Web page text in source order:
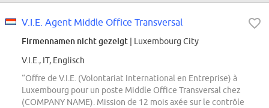
V.I.E. Agent Middle Office Transversal
Firmennamen nicht gezeigt | Luxembourg City
V.I.E., IT, Englisch
“Offre de V.I.E. (Volontariat International en Entreprise) à
Luxembourg pour un poste Middle Office Transversal chez
(COMPANY NAME). Mission de 12 mois axée sur le contrôle